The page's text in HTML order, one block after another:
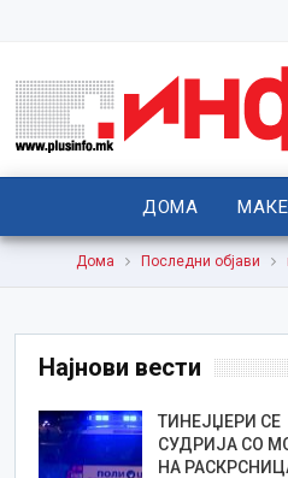
ДОМА
Дома Последни објави
Најнови вести
ТИНЕЈЏЕРИ СЕ
СУДРИЈА СО
НА